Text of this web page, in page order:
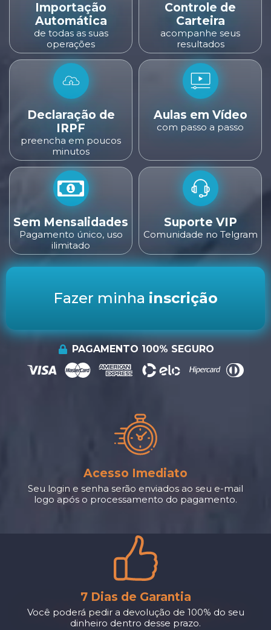
Importação
Automática
de todas as suas
operações
Controle de
Carteira
acompanhe seus
resultados
Declaração de
IRPF
preencha em poucos
minutos
Aulas em Vídeo
com passo a passo
Sem Mensalidades
Pagamento único, uso
ilimitado
Suporte VIP
Comunidade no Telgram
Fazer minha inscrição
PAGAMENTO 100% SEGURO
Acesso Imediato
Seu login e senha serão enviados ao seu e-mail
logo após o processamento do pagamento.
7 Dias de Garantia
Você poderá pedir a devolução de 100% do seu
dinheiro dentro desse prazo.